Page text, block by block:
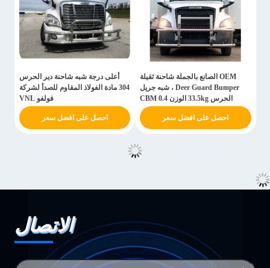
OEM الصانع بالجملة شاحنة ثقيلة
Deer Guard Bumper ، شبه جريل
الحرس 33.5kg الوزن 0.4 CBM
احصل على افضل سعر
أعلى درجة شبه شاحنة دير الحرس
304 مادة الفولاذ المقاوم للصدأ لشركة
فولفو VNL
احصل على افضل سعر
الاتصال